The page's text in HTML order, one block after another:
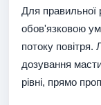
Для правильної
обов'язковою
потоку
дозування
рівні, прямо